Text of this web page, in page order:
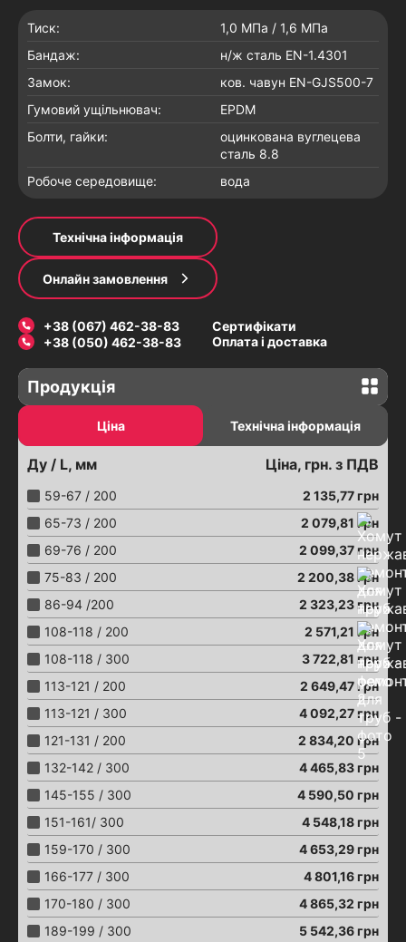
Тиск:
1,0 МПа / 1,6 МПа
Бандаж:
н/ж сталь EN-1.4301
Замок:
ков. чавун EN-GJS500-7
Гумовий ущільнювач:
EPDM
Болти, гайки:
оцинкована вуглецева
сталь 8.8
Робоче середовище:
вода
Технічна інформація
Онлайн замовлення
+38 (067) 462-38-83
+38 (050) 462-38-83
Сертифікати
Оплата і доставка
Продукція
Засувки з електроприводом
Засувки шиберні з електроприводом
Засувки з пневмоприводом
З'єднання трубопроводів
Хомути ремонтні
Вантузи аераційні
Затвори "Баттерфляй"
Затвори з ексцентриком
Затвори "Баттерфляй"
з електроприводом
Затвори "Баттерфляй"
з пневмоприводом
Затвори "Баттерфляй"
з черв'ячним редуктором
Затвори “Баттерфляй”
з кінцевими сигналізаторами
Крани кульові
Крани кульові латунні
Крани кульові
з електроприводом
Крани кульові
з пневмоприводом
Крани кульові
Ціна Технічна інформація
Ду / L, мм Ціна, грн. з ПДВ
59-67 / 200 2 135,77грн
65-73 / 200
2 079,81 грн
69-76 / 200
2 099,37грн
75-83 / 200
2 200,38грн
86-94 /200
2 323,23грн
108-118 / 200
2 571,21 грн
108-118 / 300
3 722,81 грн
113-121 / 200
2 649,47грн
113-121 / 300
4 092,27грн
121-131 / 200
2 834,20 грн
132-142 / 300
4 465,83грн
145-155 / 300
4 590,50 грн
151-161/ 300
4 548,18грн
159-170 / 300
4 653,29грн
166-177 / 300
4 801,16грн
170-180 / 300
4 865,32 грн
189-199 / 300
5 542,36грн